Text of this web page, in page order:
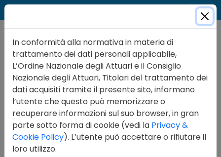
Amministrazione Trasparente
Bilanci
Bilancio preventivo e consuntivo
In conformità alla normativa in materia di
trattamento dei dati personali applicabile,
L’Ordine Nazionale degli Attuari e il Consiglio
Nazionale degli Attuari, Titolari del trattamento dei
dati acquisiti tramite il presente sito, informano
l’utente che questo può memorizzare o
recuperare informazioni sul suo browser, in gran
parte sotto forma di cookie (vedi la Privacy &
Cookie Policy). L’utente può accettare o rifiutare il
loro utilizzo.